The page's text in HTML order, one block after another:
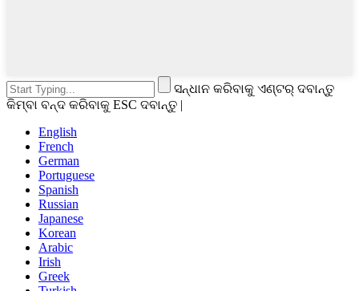
ସନ୍ଧାନ କରିବାକୁ ଏଣ୍ଟର୍ ଦବାନ୍ତୁ
କିମ୍ବା ବନ୍ଦ କରିବାକୁ ESC ଦବାନ୍ତୁ |
English
French
German
Portuguese
Spanish
Russian
Japanese
Korean
Arabic
Irish
Greek